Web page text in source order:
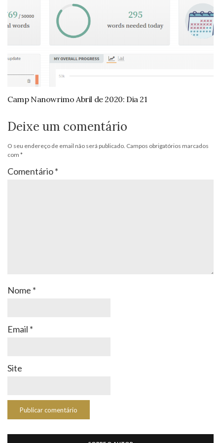
Camp Nanowrimo Abril de 2020: Dia 21
Deixe um comentário
O seu endereço de email não será publicado. Campos obrigatórios marcados
com *
Comentário*
Nome *
Email *
Site